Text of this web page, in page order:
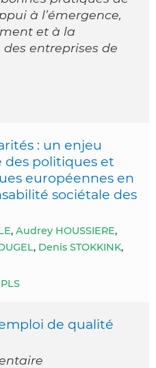
à l’émergence,
et à la
entreprises de
: un enjeu
des politiques et
européennes en
sociétale des
, Audrey HOUSSIERE,
, Denis STOKKINK,
PLS
de qualité